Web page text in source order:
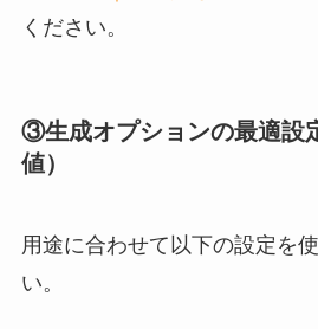
ください。
③生成オプションの最適設
値）
用途に合わせて以下の設定を
い。